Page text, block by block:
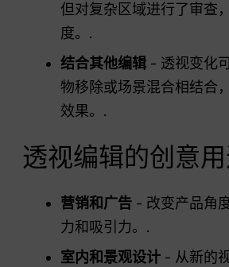
但对复杂区域进行了审查
度。.
结合其他编辑 - 透视变化
物移除或场景混合相结合
效果。.
透视编辑的创意
营销和广告 - 改变产品角
力和吸引力。.
室内和景观设计 - 从新的